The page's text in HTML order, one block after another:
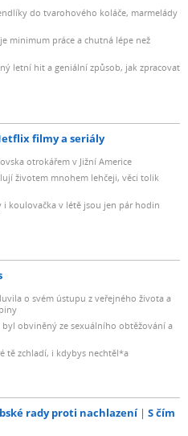
do tvarohového koláče, marmelády
minimum práce a chutná lépe než
letní hit a geniální způsob, jak zpracovat
filmy a seriály
otrokářem v Jižní Americe
životem mnohem lehčeji, věci tolik
i koulovačka v létě jsou jen pár hodin
o svém ústupu z veřejného života a
byl obviněný ze sexuálního obtěžování a
tě zchladí, i kdybys nechtěl*a
rady proti nachlazení
S čím